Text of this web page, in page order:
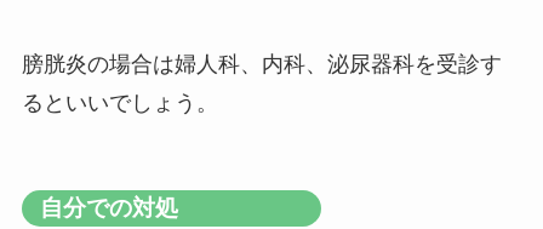
膀胱炎の場合は婦人科、内科、泌尿器科を受診す
るといいでしょう。
自分での対処